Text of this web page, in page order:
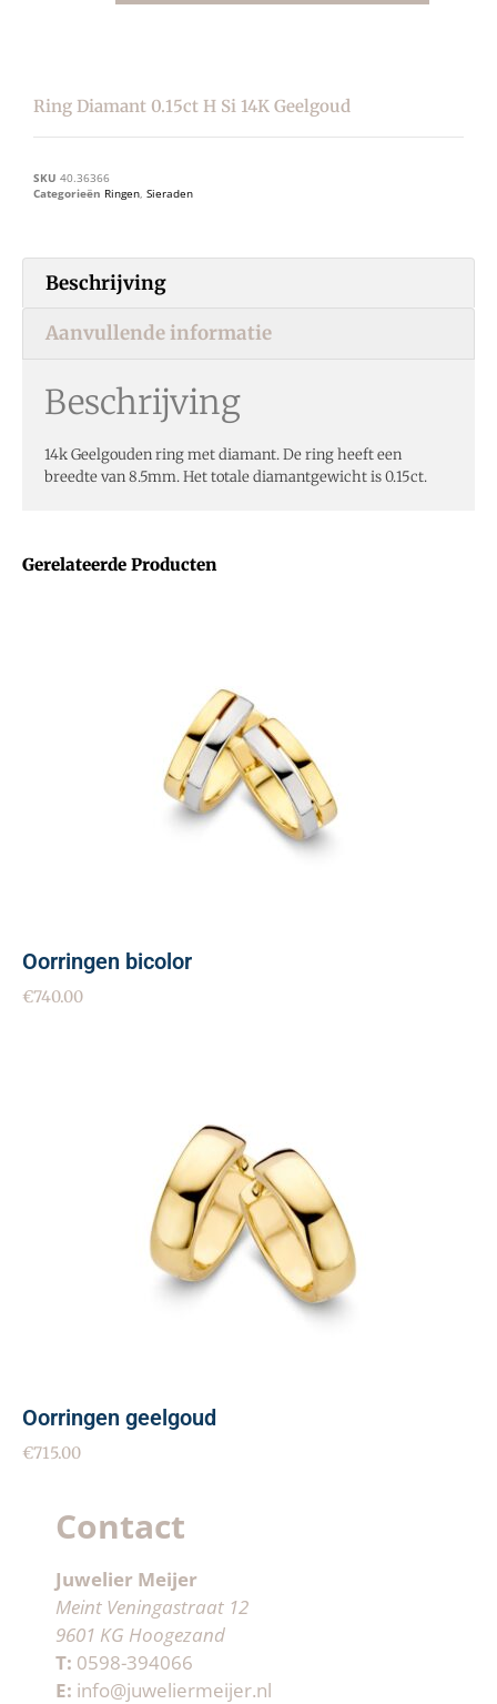
Gerelateerde Producten
Oorringen bicolor
€740.00
Oorringen geelgoud
€715.00
Ring Diamant 0.15ct H Si 14K Geelgoud
SKU 40.36366
Categorieën Ringen, Sieraden
Beschrijving
Aanvullende informatie
Beschrijving
14k Geelgouden ring met diamant. De ring heeft een
breedte van 8.5mm. Het totale diamantgewicht is 0.15ct.
Contact
Juwelier Meijer
Meint Veningastraat 12
9601 KG Hoogezand
T: 0598-394066
E: info@juweliermeijer.nl